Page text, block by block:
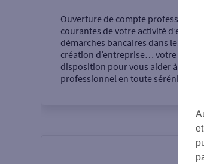
Ouverture de compte
courantes de votre activité
démarches bancaires dans le cadre
création d’entreprise… votre
disposition pour vous aider à
professionnel en toute sérénité.